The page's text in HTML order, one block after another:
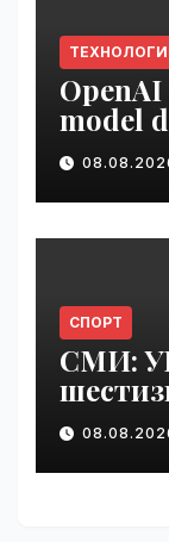
model
security
СПОРТ
СМИ: